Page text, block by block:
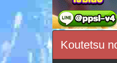
Koutetsu